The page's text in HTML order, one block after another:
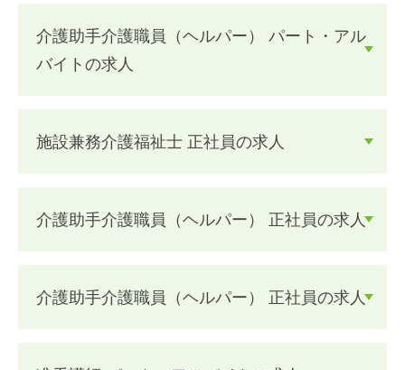
介護助手介護職員（ヘルパー） パート・アル
バイトの求人
施設兼務介護福祉士 正社員の求人
介護助手介護職員（ヘルパー） 正社員の求人
介護助手介護職員（ヘルパー） 正社員の求人